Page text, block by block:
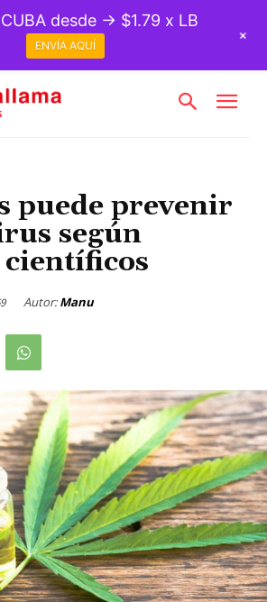
puede prevenir
según
Autor: Manu
desde → $1.79 x LB
ENVÍA AQUÍ
+